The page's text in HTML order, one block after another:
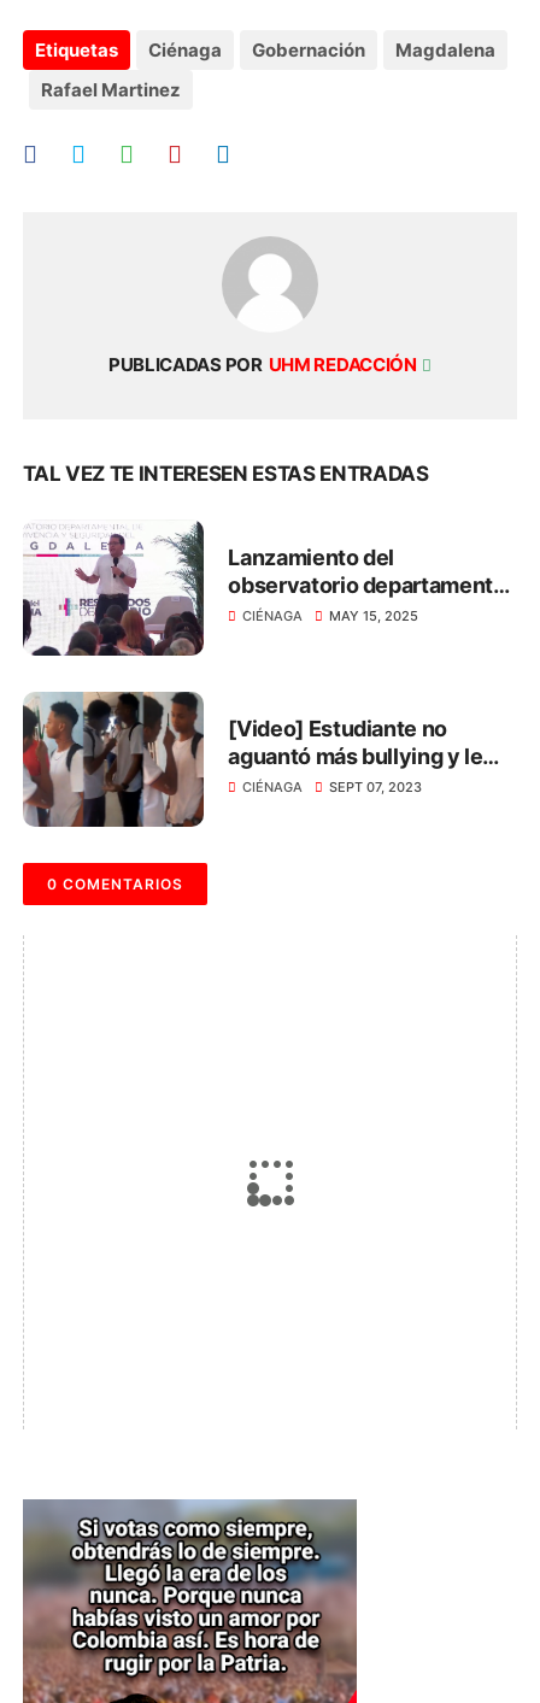
Etiquetas Ciénaga Gobernación
Magdalena
Rafael Martinez
PUBLICADAS POR UHM REDACCIÓN
TAL VEZ TE INTERESEN ESTAS ENTRADAS
Lanzamiento del
observatorio departamental
de Convivencia y Seguridad
CIÉNAGA MAY 15, 2025
[Video] Estudiante no
aguantó más bullying y le
rayó la cara a su acosador
CIÉNAGA SEPT 07, 2023
0 COMENTARIOS